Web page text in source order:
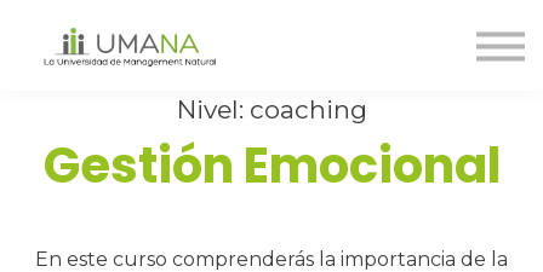
Nosotros
Contáctanos
Ingreso
Nivel: coaching
Gestión Emocional
En este curso comprenderás la importancia de la